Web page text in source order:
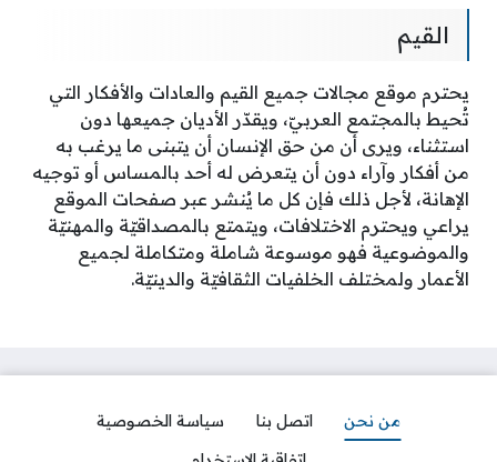
القيم
يحترم موقع مجالات جميع القيم والعادات والأفكار التي
تُحيط بالمجتمع العربيّ، ويقدّر الأديان جميعها دون
استثناء، ويرى أن من حق الإنسان أن يتبنى ما يرغب به
من أفكار وآراء دون أن يتعرض له أحد بالمساس أو توجيه
الإهانة، لأجل ذلك فإن كل ما يُنشر عبر صفحات الموقع
يراعي ويحترم الاختلافات، ويتمتع بالمصداقيّة والمهنيّة
والموضوعية فهو موسوعة شاملة ومتكاملة لجميع
الأعمار ولمختلف الخلفيات الثقافيّة والدينيّة.
من نحن اتصل بنا
سياسة الخصوصية